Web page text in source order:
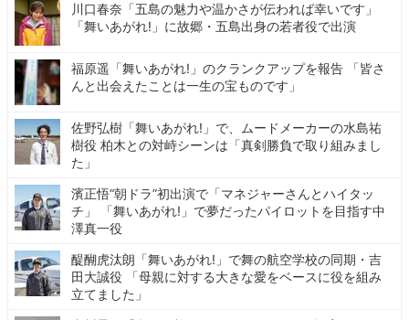
川口春奈「五島の魅力や温かさが伝われば幸いです」
「舞いあがれ!」に故郷・五島出身の若者役で出演
福原遥「舞いあがれ!」のクランクアップを報告 「皆さ
んと出会えたことは一生の宝ものです」
佐野弘樹「舞いあがれ!」で、ムードメーカーの水島祐
樹役 柏木との対峙シーンは「真剣勝負で取り組みまし
た」
濱正悟“朝ドラ”初出演で「マネジャーさんとハイタッ
チ」 「舞いあがれ!」で夢だったパイロットを目指す中
澤真一役
醍醐虎汰朗「舞いあがれ!」で舞の航空学校の同期・吉
田大誠役 「母親に対する大きな愛をベースに役を組み
立てました」